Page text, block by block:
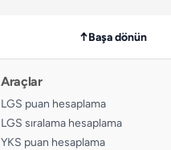
↑Başa dönün
Araçlar
LGS puan hesaplama
LGS sıralama hesaplama
YKS puan hesaplama